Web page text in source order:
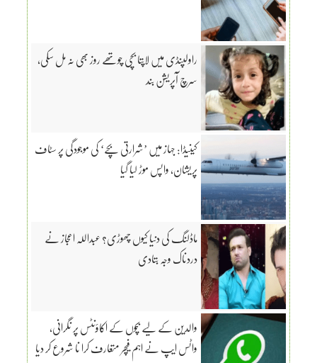
راولپنڈی میں لاپتا بچی چوتھے روز بھی نہ مل سکی،
سرچ آپریشن بند
کینیڈا: جہاز میں ’شرارتی بچے‘ کی موجودگی پر سٹاف
پریشان، واپس موڑ لیا گیا
ماڈلنگ کی دنیا کیوں چھوڑی؟ عبداللہ اعجاز نے
دردناک وجہ بتادی
والدین کے لیے بچوں کے اکاؤنٹس پر نگرانی،
واٹس ایپ نے اہم فیچر متعارف کرا نا شروع کر دیا